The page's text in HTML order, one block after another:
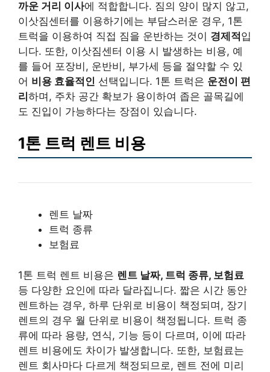
까운 거리 이사에 적합합니다. 짐의 양이 많지 않고,
이삿짐센터를 이용하기에는 부담스러운 경우, 1톤
트럭을 이용하여 직접 짐을 운반하는 것이 경제적입
니다. 또한, 이삿짐센터 이용 시 발생하는 비용, 예
를 들어 포장비, 운반비, 부가세 등을 절약할 수 있
어 비용 효율적인 선택입니다. 1톤 트럭은 운전이 편
리하며, 주차 공간 확보가 용이하여 좁은 골목길에
도 진입이 가능하다는 장점이 있습니다.
1톤 트럭 렌트 비용
렌트 날짜
트럭 종류
보험료
1톤 트럭 렌트 비용은 렌트 날짜, 트럭 종류, 보험료
등 다양한 요인에 따라 달라집니다. 짧은 시간 동안
렌트하는 경우, 하루 단위로 비용이 책정되며, 장기
렌트의 경우 월 단위로 비용이 책정됩니다. 트럭 종
류에 따라 용량, 연식, 기능 등이 다르며, 이에 따라
렌트 비용에도 차이가 발생합니다. 또한, 보험료는
렌트 회사마다 다르게 책정되므로, 렌트 전에 미리